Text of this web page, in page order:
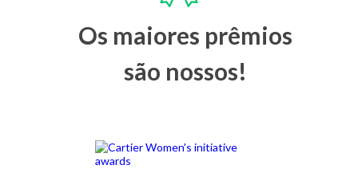
Os maiores prêmios
são nossos!